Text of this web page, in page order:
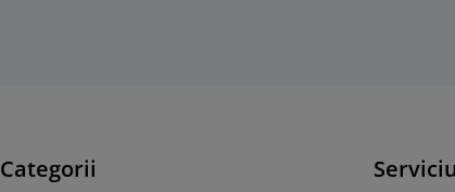
Categorii